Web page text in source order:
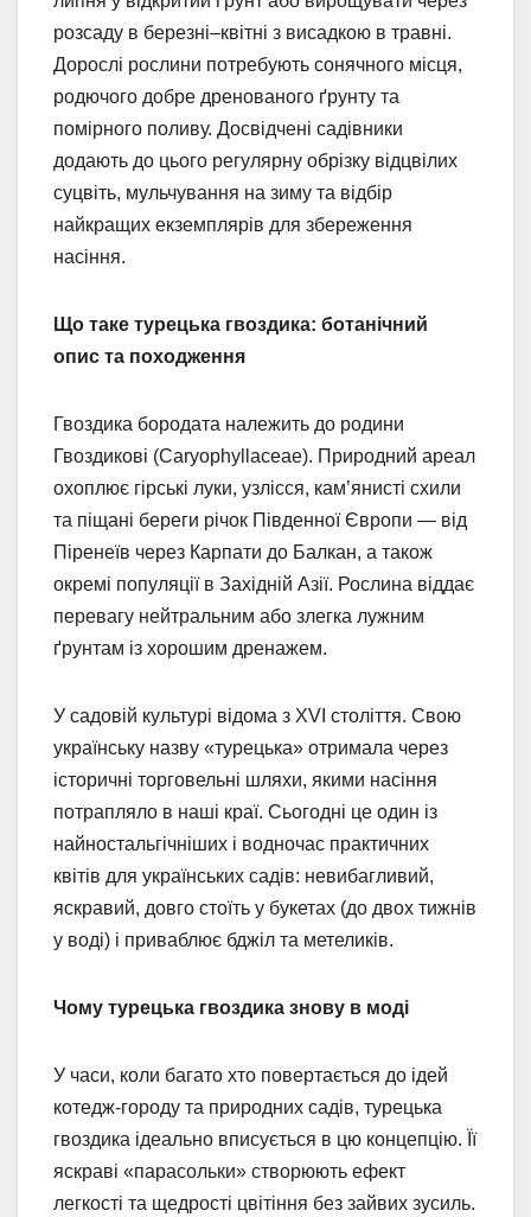
розсаду в березні–квітні з висадкою в травні.
Дорослі рослини потребують сонячного місця,
родючого добре дренованого ґрунту та
помірного поливу. Досвідчені садівники
додають до цього регулярну обрізку відцвілих
суцвіть, мульчування на зиму та відбір
найкращих екземплярів для збереження
насіння.
Що таке турецька гвоздика: ботанічний
опис та походження
Гвоздика бородата належить до родини
Гвоздикові (Caryophyllaceae). Природний ареал
охоплює гірські луки, узлісся, кам’янисті схили
та піщані береги річок Південної Європи — від
Піренеїв через Карпати до Балкан, а також
окремі популяції в Західній Азії. Рослина віддає
перевагу нейтральним або злегка лужним
ґрунтам із хорошим дренажем.
У садовій культурі відома з XVI століття. Свою
українську назву «турецька» отримала через
історичні торговельні шляхи, якими насіння
потрапляло в наші краї. Сьогодні це один із
найностальгічніших і водночас практичних
квітів для українських садів: невибагливий,
яскравий, довго стоїть у букетах (до двох тижнів
у воді) і приваблює бджіл та метеликів.
Чому турецька гвоздика знову в моді
У часи, коли багато хто повертається до ідей
котедж-городу та природних садів, турецька
гвоздика ідеально вписується в цю концепцію. Її
яскраві «парасольки» створюють ефект
легкості та щедрості цвітіння без зайвих зусиль.